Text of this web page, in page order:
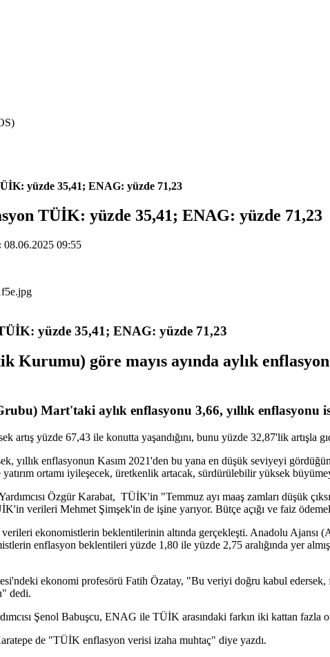
yüzde 35,41; ENAG: yüzde 71,23
TÜİK: yüzde 35,41; ENAG: yüzde 71,23
08.06.2025 09:55
yüzde 35,41; ENAG: yüzde 71,23
göre mayıs ayında aylık
Mart'taki aylık enflasyonu 3,66, yıllık enflasyonu
artış yüzde 67,43 ile konutta yaşandığını, bunu yüzde 32,87'lik artışla
yıllık enflasyonun Kasım 2021'den bu yana en düşük seviyeyi
ortamı iyileşecek, üretkenlik artacak, sürdürülebilir yüksek
Özgür Karabat, TÜİK'in "Temmuz ayı maaş zamları düşük
verileri Mehmet Şimşek'in de işine yarıyor. Bütçe açığı ve faiz
verileri ekonomistlerin beklentilerinin altında gerçekleşti. Anadolu
enflasyon beklentileri yüzde 1,80 ile yüzde 2,75 aralığında yer
ekonomi profesörü Fatih Özatay, "Bu veriyi doğru kabul
dedi.
Şenol Babuşcu, ENAG ile TÜİK arasındaki farkın iki kattan fazla
de "TÜİK enflasyon verisi izaha muhtaç" diye yazdı.